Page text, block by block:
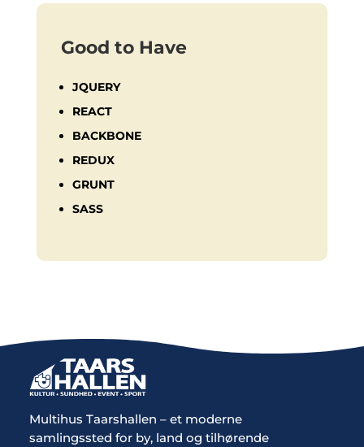
Good to Have
JQUERY
REACT
BACKBONE
REDUX
GRUNT
SASS
Multihus Taarshallen – et moderne
samlingssted for by, land og tilhørende